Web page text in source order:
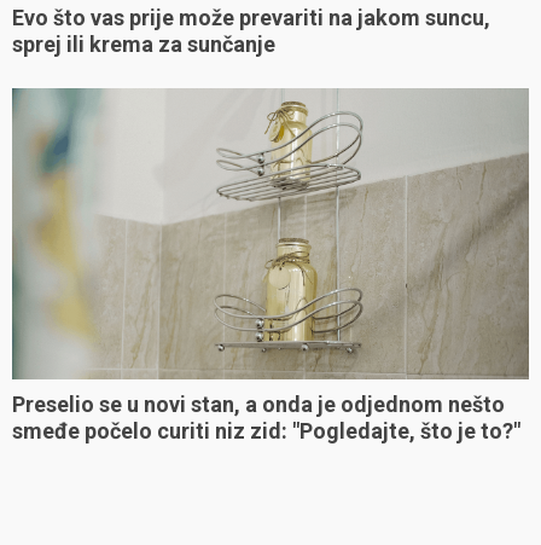
Evo što vas prije može prevariti na jakom suncu,
sprej ili krema za sunčanje
Preselio se u novi stan, a onda je odjednom nešto
smeđe počelo curiti niz zid: "Pogledajte, što je to?"